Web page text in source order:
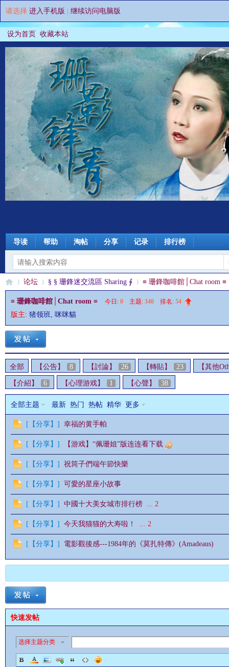
请选择 进入手机版 继续访问电脑版
设为首页 收藏本站
导读 帮助 淘帖 分享 记录 排行榜
§ »
论坛
›
§ § 珊鋒迷交流區 Sharing ∮
›
≡ 珊鋒咖啡館│Chat room ≡
≡ 珊鋒咖啡館│Chat room ≡ 今日: 0 主题: 340 排名: 54
版主: 猪领班, 咪咪貓
全部 【公告】 8 【討論】 26 【轉貼】 23 【其他
【介紹】 6 【心理游戏】 1 【心聲】 38
全部主题 最新 热门 热帖 精华 更多
[ 【分享】 ] 幸福的黄手帕
[ 【分享】 ] 【游戏】“佩珊姐”版连连看下载
[ 【分享】 ] 祝筒子們端午節快樂
[ 【分享】 ] 可愛的星座小故事
[ 【分享】 ] 中國十大美女城市排行榜 ... 2
[ 【分享】 ] 今天我猫猫的大寿啦！ ... 2
[ 【分享】 ] 電影觀後感---1984年的《莫扎特傳》(Amadeaus)
快速发帖
选择主题分类